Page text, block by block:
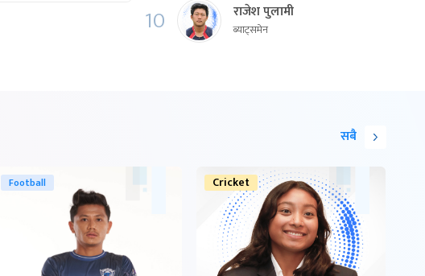
10 राजेश पुलामी
ब्याट्समेन
सबै
Football Cricket